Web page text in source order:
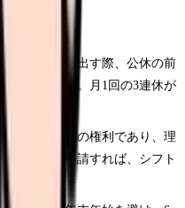
ック
シフト希望を出す際、公休の前
実現します。月1回の3連休が
変わります
有給は労働者の権利であり、理
2ヶ月前に申請すれば、シフト
す